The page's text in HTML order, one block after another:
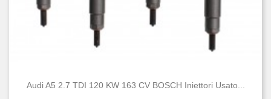
Audi A5 2.7 TDI 120 KW 163 CV BOSCH Iniettori Usato...